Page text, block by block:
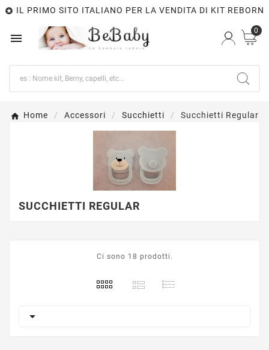
 IL PRIMO SITO ITALIANO PER LA VENDITA DI KIT REBORN

0
Home Accessori Succhietti Succhietti Regular
SUCCHIETTI REGULAR
Ci sono 18 prodotti.
